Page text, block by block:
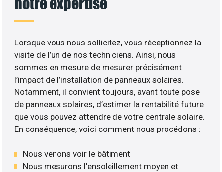
Lorsque vous nous sollicitez, vous réceptionnez la
visite de l’un de nos techniciens. Ainsi, nous
sommes en mesure de mesurer précisément
l’impact de l’installation de panneaux solaires.
Notamment, il convient toujours, avant toute pose
de panneaux solaires, d’estimer la rentabilité future
que vous pouvez attendre de votre centrale solaire.
En conséquence, voici comment nous procédons :
Nous venons voir le bâtiment
Nous mesurons l’ensoleillement moyen et